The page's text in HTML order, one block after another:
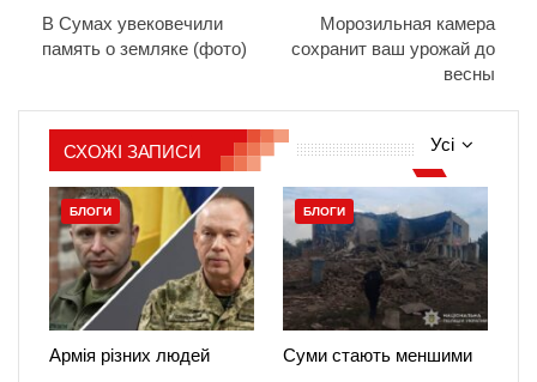
В Сумах увековечили
память о земляке (фото)
Морозильная камера
сохранит ваш урожай до
весны
Усі
СХОЖІ ЗАПИСИ
БЛОГИ
Армія різних людей
БЛОГИ
Суми стають меншими